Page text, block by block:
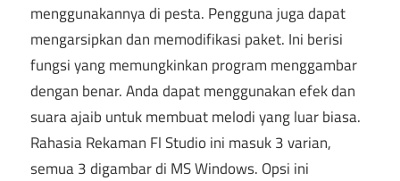
menggunakannya di pesta. Pengguna juga dapat
mengarsipkan dan memodifikasi paket. Ini berisi
fungsi yang memungkinkan program menggambar
dengan benar. Anda dapat menggunakan efek dan
suara ajaib untuk membuat melodi yang luar biasa.
Rahasia Rekaman Fl Studio ini masuk 3 varian,
semua 3 digambar di MS Windows. Opsi ini